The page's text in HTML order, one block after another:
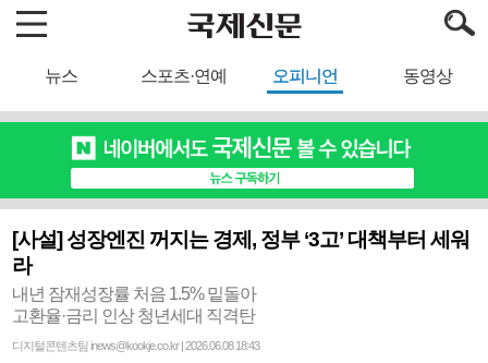
뉴스 스포츠·연예 오피니언 동영상
[사설] 성장엔진 꺼지는 경제, 정부 ‘3고’ 대책부터 세워
라
내년 잠재성장률 처음 1.5% 밑돌아
고환율·금리 인상 청년세대 직격탄
디지털콘텐츠팀 inews@kookje.co.kr | 2026.06.08 18:43